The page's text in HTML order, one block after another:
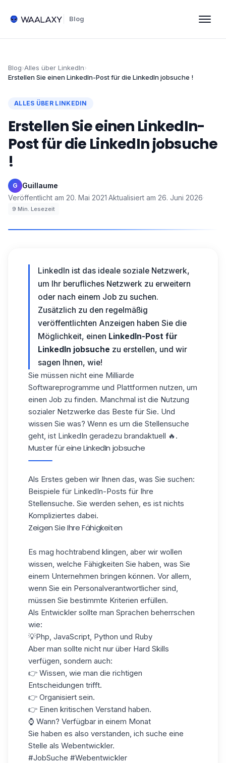
Blog
Blog›Alles über LinkedIn›
Erstellen Sie einen LinkedIn-Post für die LinkedIn jobsuche !
ALLES ÜBER LINKEDIN
Erstellen Sie einen LinkedIn-
Post für die LinkedIn jobsuche
!
G Guillaume·
Veröffentlicht am 20. Mai 2021·Aktualisiert am 26. Juni 2026·
9 Min. Lesezeit
LinkedIn ist das ideale soziale Netzwerk,
um Ihr berufliches Netzwerk zu erweitern
oder nach einem Job zu suchen.
Zusätzlich zu den regelmäßig
veröffentlichten Anzeigen haben Sie die
Möglichkeit, einen LinkedIn-Post für
LinkedIn jobsuche zu erstellen, und wir
sagen Ihnen, wie!
Sie müssen nicht eine Milliarde
Softwareprogramme und Plattformen nutzen, um
einen Job zu finden. Manchmal ist die Nutzung
sozialer Netzwerke das Beste für Sie. Und
wissen Sie was? Wenn es um die Stellensuche
geht, ist LinkedIn geradezu brandaktuell 🔥.
Muster für eine LinkedIn jobsuche
Als Erstes geben wir Ihnen das, was Sie suchen:
Beispiele für LinkedIn-Posts für Ihre
Stellensuche. Sie werden sehen, es ist nichts
Kompliziertes dabei.
Zeigen Sie Ihre Fähigkeiten
Es mag hochtrabend klingen, aber wir wollen
wissen, welche Fähigkeiten Sie haben, was Sie
einem Unternehmen bringen können. Vor allem,
wenn Sie ein Personalverantwortlicher sind,
müssen Sie bestimmte Kriterien erfüllen.
Als Entwickler sollte man Sprachen beherrschen
wie:
💡Php, JavaScript, Python und Ruby
Aber man sollte nicht nur über Hard Skills
verfügen, sondern auch:
👉 Wissen, wie man die richtigen
Entscheidungen trifft.
👉 Organisiert sein.
👉 Einen kritischen Verstand haben.
⌚ Wann? Verfügbar in einem Monat
Sie haben es also verstanden, ich suche eine
Stelle als Webentwickler.
#JobSuche #Webentwickler